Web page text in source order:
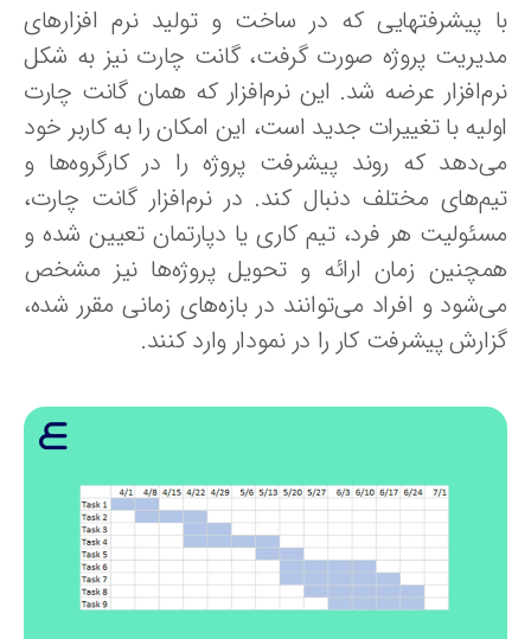
پیشرفتهایی که در ساخت و تولید نرم افزارهای
پروژه صورت گرفت، گانت چارت نیز به شکل
عرضه شد. این نرم‌افزار که همان گانت چارت
با تغییرات جدید است، این امکان را به کاربر خود
که روند پیشرفت پروژه را در کارگروه‌ها و
مختلف دنبال کند. در نرم‌افزار گانت چارت،
هر فرد، تیم کاری یا دپارتمان تعیین شده و
زمان ارائه و تحویل پروژه‌ها نیز مشخص
و افراد می‌توانند در بازه‌های زمانی مقرر شده،
پیشرفت کار را در نمودار وارد کنند.